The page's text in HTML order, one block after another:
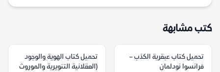
كتب مشابهة
تحميل كتاب عبقرية الكذب –
فرانسوا نودلمان
تحميل كتاب الهوية والوجود
(العقلانية التنويرية والموروث